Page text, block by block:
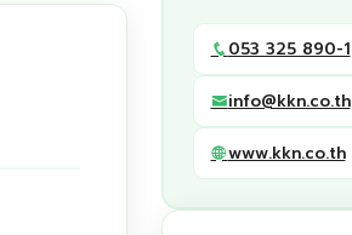
053 325 890-1
info@kkn.co.th
www.kkn.co.th